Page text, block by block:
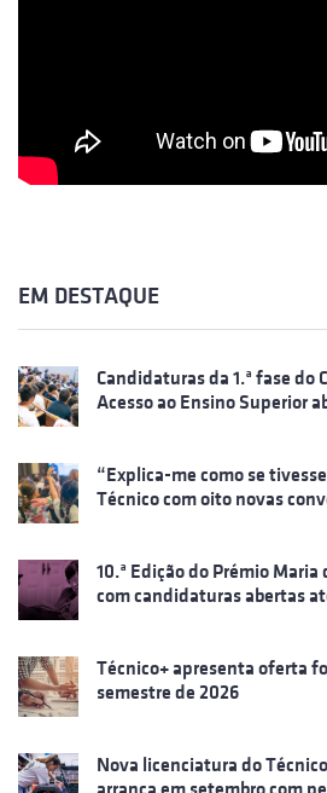
EM DESTAQUE
Candidaturas da 1.ª fase do
Acesso ao Ensino Superior
“Explica-me como se
Técnico com oito novas
10.ª Edição do Prémio
com candidaturas abertas
Técnico+ apresenta oferta
semestre de 2026
Nova licenciatura do